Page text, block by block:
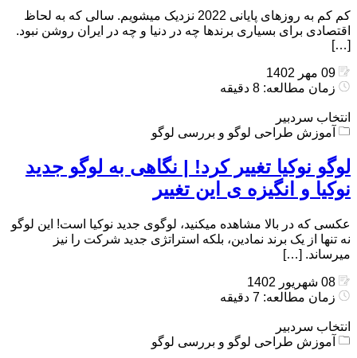
کم کم به روزهای پایانی 2022 نزدیک میشویم. سالی که به لحاظ
اقتصادی برای بسیاری برندها چه در دنیا و چه در ایران روشن نبود.
[…]
زمان مطالعه: 8 دقیقه
انتخاب سردبیر
آموزش طراحی لوگو و بررسی لوگو
لوگو نوکیا تغییر کرد! | نگاهی به لوگو جدید
نوکیا و انگیزه ی این تغییر
عکسی که در بالا مشاهده میکنید، لوگوی جدید نوکیا است! این لوگو
نه تنها از یک برند نمادین، بلکه استراتژی جدید شرکت را نیز
میرساند. […]
زمان مطالعه: 7 دقیقه
انتخاب سردبیر
آموزش طراحی لوگو و بررسی لوگو